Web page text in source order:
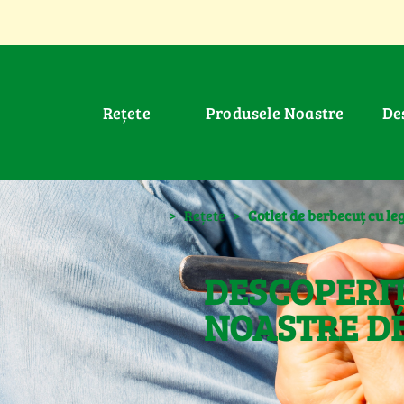
Rețete Produsele Noastre
> Rețete > Cotlet de berbecuț cu
NOASTRE